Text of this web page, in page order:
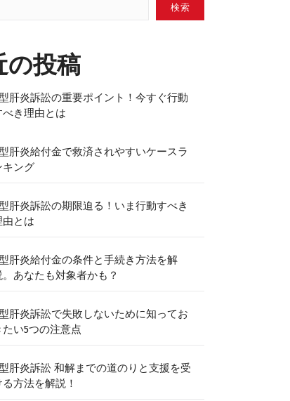
検索
の投稿
肝炎訴訟の重要ポイント！今すぐ行動
べき理由とは
肝炎給付金で救済されやすいケースラ
キング
肝炎訴訟の期限迫る！いま行動すべき
由とは
肝炎給付金の条件と手続き方法を解
。あなたも対象者かも？
肝炎訴訟で失敗しないために知ってお
たい5つの注意点
肝炎訴訟 和解までの道のりと支援を受
る方法を解説！